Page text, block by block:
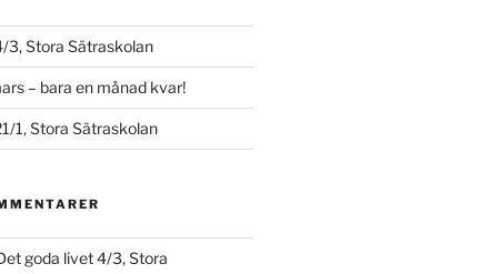
3, Stora Sätraskolan
– bara en månad kvar!
1, Stora Sätraskolan
goda livet 4/3, Stora